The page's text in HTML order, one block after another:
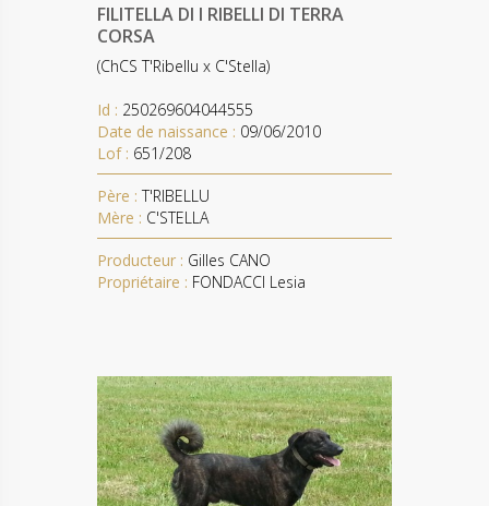
FILITELLA DI I RIBELLI DI TERRA
CORSA
(ChCS T'Ribellu x C'Stella)
Id : 250269604044555
Date de naissance : 09/06/2010
Lof : 651/208
Père :T'RIBELLU
Mère : C'STELLA
Producteur : Gilles CANO
Propriétaire : FONDACCI Lesia